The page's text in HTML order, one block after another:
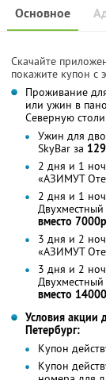
Основное
Скачайте
покажите купон с
Проживание
или ужин в
Северную
Ужин для
SkyBаr за
2 дня и 1
«АЗИМУТ
2 дня и 1
вместо
3 дня и 2
«АЗИМУТ
3 дня и 2
вместо
Условия акции
Петербург:
Купон
Купон